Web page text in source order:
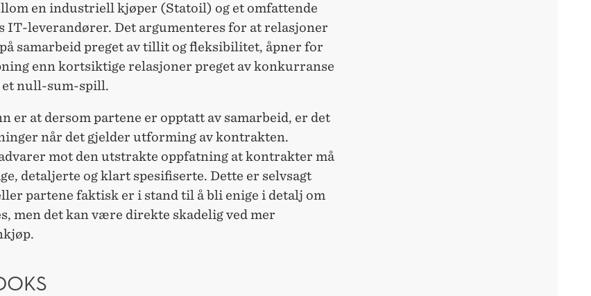
en industriell kjøper (Statoil) og et omfattende
IT-leverandører. Det argumenteres for at relasjoner
samarbeid preget av tillit og fleksibilitet, åpner for
enn kortsiktige relasjoner preget av konkurranse
null-sum-spill.
er at dersom partene er opptatt av samarbeid, er det
når det gjelder utforming av kontrakten.
mot den utstrakte oppfatning at kontrakter må
detaljerte og klart spesifiserte. Dette er selvsagt
partene faktisk er i stand til å bli enige i detalj om
men det kan være direkte skadelig ved mer